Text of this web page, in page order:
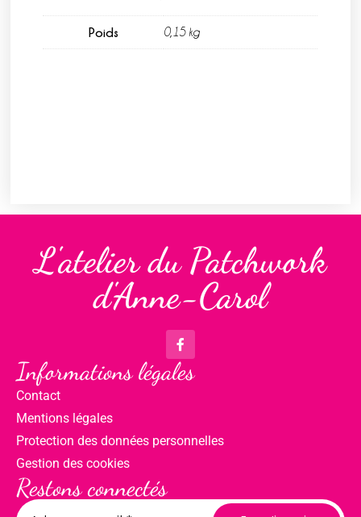
Poids 0,15 kg
L'atelier du Patchwork
d'Anne-Carol
Informations légales
Contact
Mentions légales
Protection des données personnelles
Gestion des cookies
Restons connectés